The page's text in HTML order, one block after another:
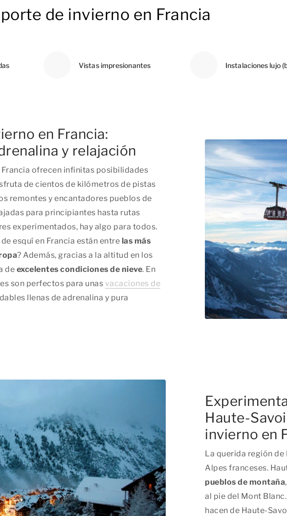
de invierno en Francia
Vistas impresionantes Instalaciones lujo
en Francia:
y relajación
Francia ofrecen infinitas posibilidades
de cientos de kilómetros de pistas
remontes y encantadores pueblos de
para principiantes hasta rutas
experimentados, hay algo para todos.
esquí en Francia están entre las más
? Además, gracias a la altitud en los
de excelentes condiciones de nieve. En
son perfectos para unas vacaciones de
llenas de adrenalina y pura
Haute-
invierno en
La querida región
Alpes franceses.
pueblos de montaña,
al pie del Mont
hacen de Haute-